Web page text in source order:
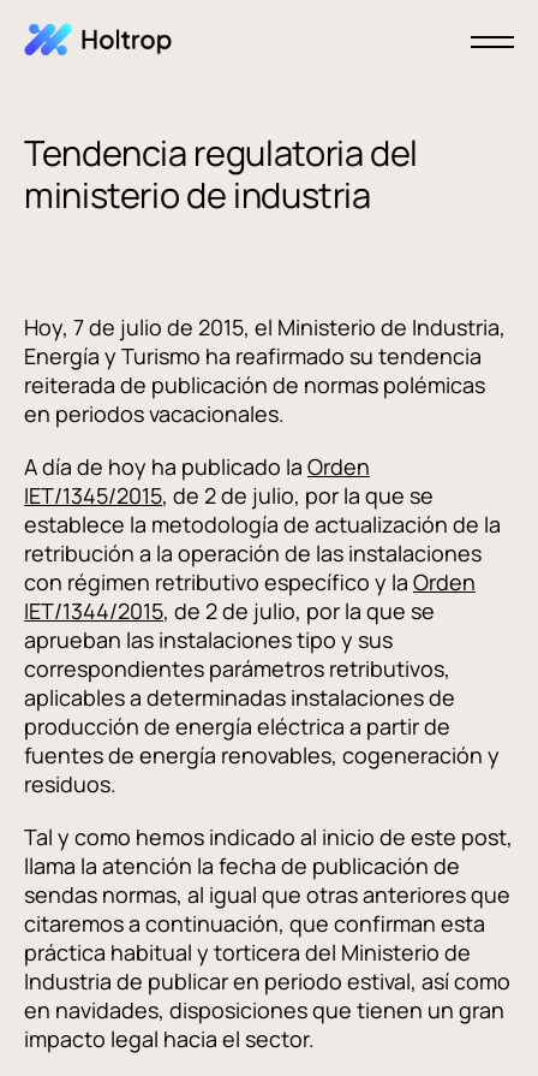
Tendencia regulatoria del
ministerio de industria
Hoy, 7 de julio de 2015, el Ministerio de Industria,
Energía y Turismo ha reafirmado su tendencia
reiterada de publicación de normas polémicas
en periodos vacacionales.
A día de hoy ha publicado la Orden
IET/1345/2015, de 2 de julio, por la que se
establece la metodología de actualización de la
retribución a la operación de las instalaciones
con régimen retributivo específico y la Orden
IET/1344/2015, de 2 de julio, por la que se
aprueban las instalaciones tipo y sus
correspondientes parámetros retributivos,
aplicables a determinadas instalaciones de
producción de energía eléctrica a partir de
fuentes de energía renovables, cogeneración y
residuos.
Tal y como hemos indicado al inicio de este post,
llama la atención la fecha de publicación de
sendas normas, al igual que otras anteriores que
citaremos a continuación, que confirman esta
práctica habitual y torticera del Ministerio de
Industria de publicar en periodo estival, así como
en navidades, disposiciones que tienen un gran
impacto legal hacia el sector.